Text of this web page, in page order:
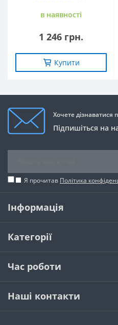
в наявностi
1 246 грн.
Купити
Хочете дізнаватися
Підпишіться на
Я прочитав Політика
Інформація
Категорії
Час роботи
Наші контакти